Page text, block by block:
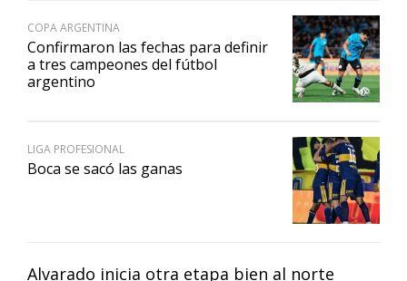
Alvarado inicia otra etapa bien al norte
COPA ARGENTINA
Confirmaron las fechas para definir
a tres campeones del fútbol
argentino
LIGA PROFESIONAL
Boca se sacó las ganas